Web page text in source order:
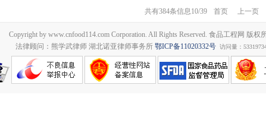
共有384条信息10/39 首页 上一页
Copyright by www.cnfood114.com Corporation. All Rights Reserved. 食品工程网 版权
法律顾问：熊学武律师 湖北诺亚律师事务所 鄂ICP备11020332号 访问量：